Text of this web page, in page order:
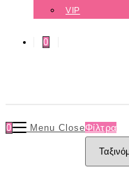
VIP
0
0 Menu CloseΦίλτρα